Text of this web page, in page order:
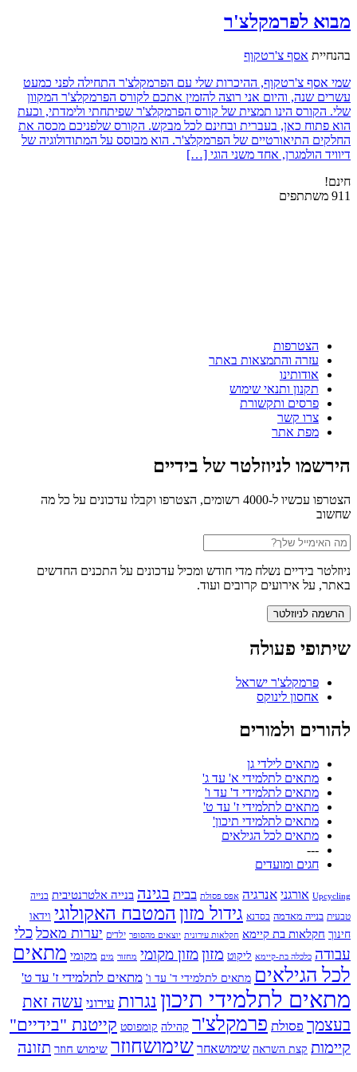
מבוא לפרמקלצ'ר
בהנחיית אסף צ'רטקוף
שמי אסף צ'רטקוף, ההיכרות שלי עם הפרמקלצ'ר התחילה לפני כמעט
עשרים שנה, והיום אני רוצה להזמין אתכם לקורס הפרמקלצ'ר המקוון
שלי. הקורס הינו תמצית של קורס הפרמקלצ'ר שפיתחתי ולימדתי, וכעת
הוא פתוח כאן, בעברית ובחינם לכל מבקש. הקורס שלפניכם מכסה את
החלקים התיאורטיים של הפרמקלצ'ר. הוא מבוסס על המתודולוגיה של
דיוויד הולמגרן, אחד משני הוגי […]
חינם!
911 משתתפים
הצטרפות
עזרה והתמצאות באתר
אודותינו
תקנון ותנאי שימוש
פרסים ותקשורת
צרו קשר
מפת אתר
הירשמו לניוזלטר של בידיים
הצטרפו עכשיו ל-4000 רשומים, הצטרפו וקבלו עדכונים על כל מה
שחשוב
ניוזלטר בידיים נשלח מדי חודש ומכיל עדכונים על התכנים החדשים
באתר, על אירועים קרובים ועוד.
שיתופי פעולה
פרמקלצ'ר ישראל
אחסון לינוקס
להורים ולמורים
מתאים לילדי גן
מתאים לתלמידי א' עד ג'
מתאים לתלמידי ד' עד ו'
מתאים לתלמידי ז' עד ט'
מתאים לתלמידי תיכון'
מתאים לכל הגילאים
---
חגים ומועדים
Upcycling אורגני אנרגיה אפס פסולת בבית בגינה בנייה אלטרנטיבית בנייה
טבעית בנייה מאדמה בסדנא גידול מזון המטבח האקולוגי וידאו
חינוך חקלאות בת קיימא חקלאות עירונית יוצאים מהסופר ילדים יערות מאכל כלי
עבודה כלכלה בת-קיימא ליקוט מזוןמזון מקומי מחזור מים מקומי מתאים
לכל הגילאים מתאים לתלמידי ד' עד ו' מתאים לתלמידי ז' עד ט'
מתאים לתלמידי תיכון נגרות עירוני עשה זאת
בעצמך פסולת פרמקלצ'ר קהילה קומפוסט קייטנת "בידיים"
קיימות קצת השראה שימושאחר שימושחוזר שימוש חוזר תזונה